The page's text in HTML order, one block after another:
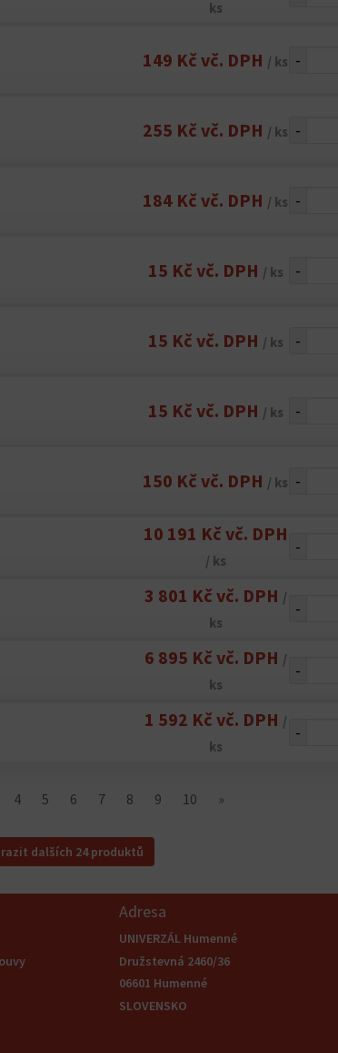
ks
149 Kč vč. DPH / ks -
255 Kč vč. DPH / ks -
184 Kč vč. DPH / ks -
15 Kč vč. DPH / ks -
15 Kč vč. DPH / ks -
15 Kč vč. DPH / ks -
150 Kč vč. DPH / ks -
10 191 Kč vč. DPH
/ ks
-
3 801 Kč vč. DPH /
ks
-
6 895 Kč vč. DPH /
ks
-
1 592 Kč vč. DPH /
ks
-
4 5 6 7 8 9 10 »
dalších 24 produktů
Adresa
UNIVERZÁL Humenné
Družstevná 2460/36
06601 Humenné
SLOVENSKO